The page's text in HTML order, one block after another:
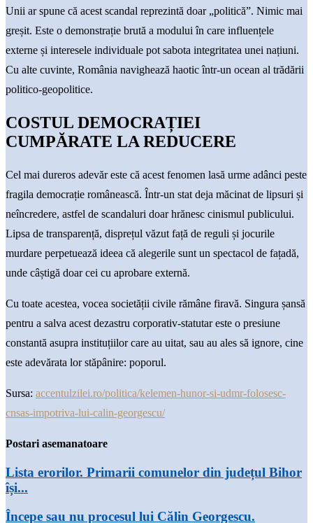
Unii ar spune că acest scandal reprezintă doar „politică”. Nimic mai
greșit. Este o demonstrație brută a modului în care influențele
externe și interesele individuale pot sabota integritatea unei națiuni.
Cu alte cuvinte, România navighează haotic într-un ocean al trădării
politico-geopolitice.
COSTUL DEMOCRAȚIEI
CUMPĂRATE LA REDUCERE
Cel mai dureros adevăr este că acest fenomen lasă urme adânci peste
fragila democrație românească. Într-un stat deja măcinat de lipsuri și
neîncredere, astfel de scandaluri doar hrănesc cinismul publicului.
Lipsa de transparență, disprețul văzut față de reguli și jocurile
murdare perpetuează ideea că alegerile sunt un spectacol de fațadă,
unde câștigă doar cei cu aprobare externă.
Cu toate acestea, vocea societății civile rămâne firavă. Singura șansă
pentru a salva acest dezastru corporativ-statutar este o presiune
constantă asupra instituțiilor care au uitat, sau au ales să ignore, cine
este adevărata lor stăpânire: poporul.
Sursa: accentulzilei.ro/politica/kelemen-hunor-si-udmr-folosesc-
cnsas-impotriva-lui-calin-georgescu/
Postari asemanatoare
Lista erorilor. Primarii comunelor din județul Bihor
își...
Începe sau nu procesul lui Călin Georgescu.